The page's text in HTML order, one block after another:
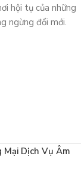
hội tụ của những
ngừng đổi mới.
Dịch Vụ Âm